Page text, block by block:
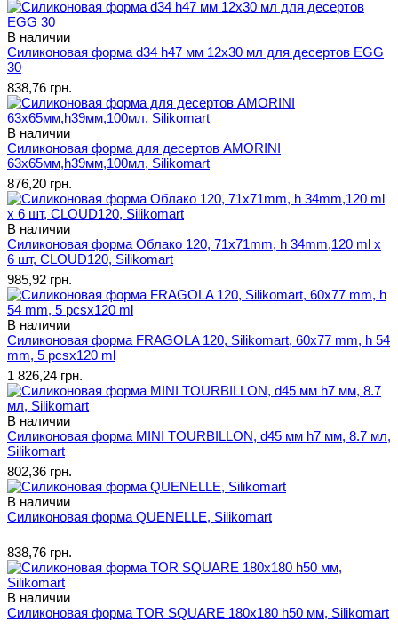
В наличии
Силиконовая форма d34 h47 мм 12х30 мл для десертов EGG
30
838,76 грн.
В наличии
Силиконовая форма для десертов AMORINI
63х65мм,h39мм,100мл, Silikomart
876,20 грн.
В наличии
Силиконовая форма Облако 120, 71x71mm, h 34mm,120 ml x
6 шт, CLOUD120, Silikomart
985,92 грн.
В наличии
Силиконовая форма FRAGOLA 120, Silikomart, 60x77 mm, h 54
mm, 5 pcsx120 ml
1 826,24 грн.
В наличии
Силиконовая форма MINI TOURBILLON, d45 мм h7 мм, 8.7 мл,
Silikomart
802,36 грн.
В наличии
Силиконовая форма QUENELLE, Silikomart
838,76 грн.
В наличии
Силиконовая форма TOR SQUARE 180x180 h50 мм, Silikomart